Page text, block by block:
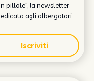
in pillole", la newsletter
agli albergatori
Iscriviti